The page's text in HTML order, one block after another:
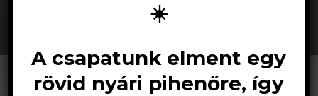
☀️
A csapatunk elment egy
rövid nyári pihenőre, így